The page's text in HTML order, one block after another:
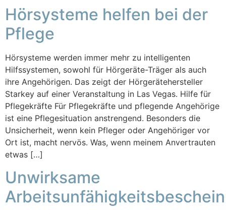
Hörsysteme helfen bei der
Pflege
Hörsysteme werden immer mehr zu intelligenten
Hilfssystemen, sowohl für Hörgeräte-Träger als auch
ihre Angehörigen. Das zeigt der Hörgerätehersteller
Starkey auf einer Veranstaltung in Las Vegas. Hilfe für
Pflegekräfte Für Pflegekräfte und pflegende Angehörige
ist eine Pflegesituation anstrengend. Besonders die
Unsicherheit, wenn kein Pfleger oder Angehöriger vor
Ort ist, macht nervös. Was, wenn meinem Anvertrauten
etwas […]
Unwirksame